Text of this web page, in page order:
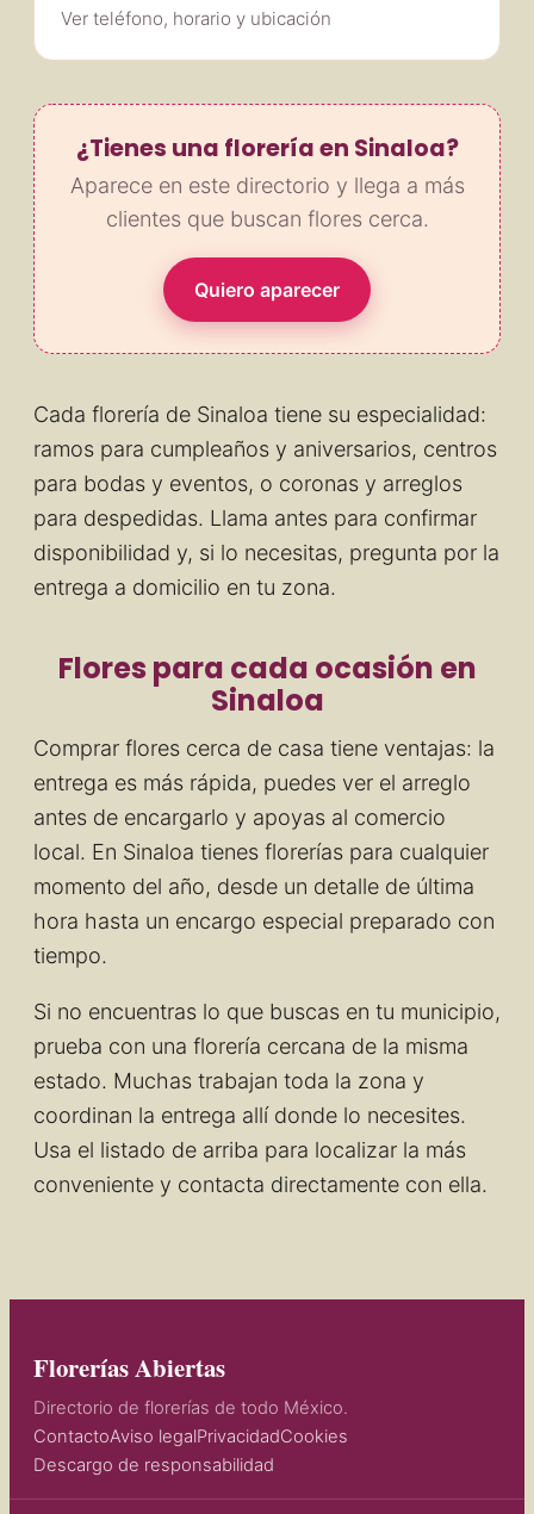
Ver teléfono, horario y ubicación
¿Tienes una florería en Sinaloa?
Aparece en este directorio y llega a más
clientes que buscan flores cerca.
Quiero aparecer
Cada florería de Sinaloa tiene su especialidad:
ramos para cumpleaños y aniversarios, centros
para bodas y eventos, o coronas y arreglos
para despedidas. Llama antes para confirmar
disponibilidad y, si lo necesitas, pregunta por la
entrega a domicilio en tu zona.
Flores para cada ocasión en
Sinaloa
Comprar flores cerca de casa tiene ventajas: la
entrega es más rápida, puedes ver el arreglo
antes de encargarlo y apoyas al comercio
local. En Sinaloa tienes florerías para cualquier
momento del año, desde un detalle de última
hora hasta un encargo especial preparado con
tiempo.
Si no encuentras lo que buscas en tu municipio,
prueba con una florería cercana de la misma
estado. Muchas trabajan toda la zona y
coordinan la entrega allí donde lo necesites.
Usa el listado de arriba para localizar la más
conveniente y contacta directamente con ella.
Florerías Abiertas
Directorio de florerías de todo México.
ContactoAviso legalPrivacidadCookies
Descargo de responsabilidad